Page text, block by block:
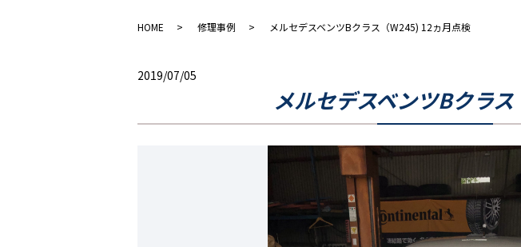
HOME 修理事例 メルセデスベンツBクラス（W245) 12ヵ月点検
2019/07/05
メルセデスベンツBクラ